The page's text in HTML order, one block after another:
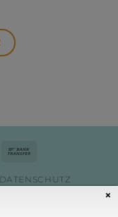
MasterCard
DATENSCHUTZ
×